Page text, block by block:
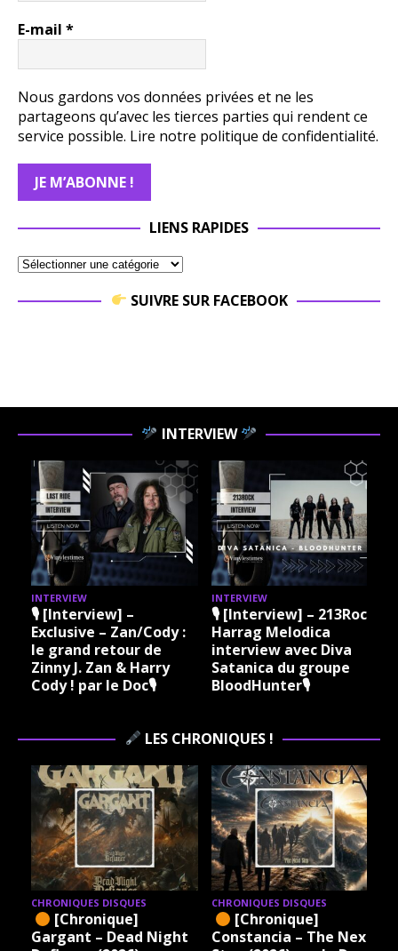
E-mail *
Nous gardons vos données privées et ne les
partageons qu’avec les tierces parties qui rendent ce
service possible. Lire notre politique de confidentialité.
LIENS RAPIDES
SUIVRE SUR FACEBOOK
INTERVIEW
[Interview] –
– Zan/Cody :
grand retour de
J. Zan & Harry
! par le Doc🎙
INTERVIEW
🎙 [Interview] – 213Rock
Harrag Melodica
interview avec Diva
Satanica du groupe
BloodHunter🎙
🎙
LES CHRONIQUES !
CHRONIQUES DISQUES
[Chronique]
Gargant – Dead Night
CHRONIQUES DISQUES
[Chronique]
Constancia – The Next